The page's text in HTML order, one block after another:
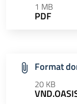
1 MB
PDF
Format
20 KB